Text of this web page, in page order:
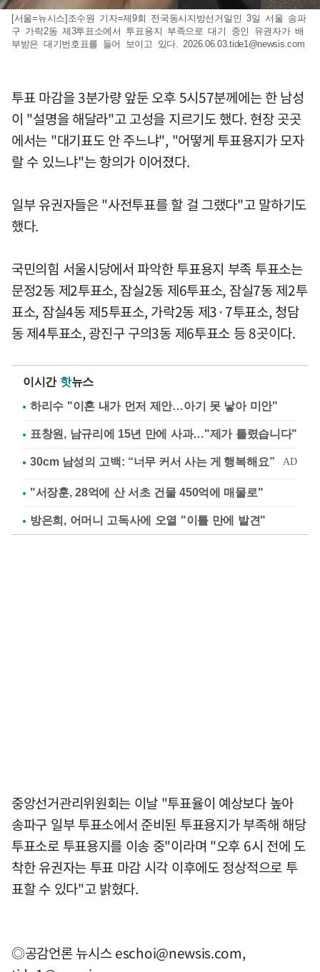
[서울=뉴시스]조수원 기자=제9회 전국동시지방선거일인 3일 서울 송파
구 가락2동 제3투표소에서 투표용지 부족으로 대기 중인 유권자가 배
부받은 대기번호표를 들어 보이고 있다.2026.06.03.tide1@newsis.com
투표 마감을 3분가량 앞둔 오후 5시57분께에는 한 남성
이 "설명을 해달라"고 고성을 지르기도 했다. 현장 곳곳
에서는 "대기표도 안 주느냐", "어떻게 투표용지가 모자
랄 수 있느냐"는 항의가 이어졌다.
일부 유권자들은 "사전투표를 할 걸 그랬다"고 말하기도
했다.
국민의힘 서울시당에서 파악한 투표용지 부족 투표소는
문정2동 제2투표소, 잠실2동 제6투표소, 잠실7동 제2투
표소, 잠실4동 제5투표소, 가락2동 제3·7투표소, 청담
동 제4투표소, 광진구 구의3동 제6투표소 등 8곳이다.
이시간 핫뉴스
하리수 "이혼 내가 먼저 제안…아기 못 낳아 미안"
표창원, 남규리에 15년 만에 사과…"제가 틀렸습니다"
"서장훈, 28억에 산 서초 건물 450억에 매물로"
방은희, 어머니 고독사에 오열 "이틀 만에 발견"
중앙선거관리위원회는 이날 "투표율이 예상보다 높아
송파구 일부 투표소에서 준비된 투표용지가 부족해 해당
투표소로 투표용지를 이송 중"이라며 "오후 6시 전에 도
착한 유권자는 투표 마감 시각 이후에도 정상적으로 투
표할 수 있다"고 밝혔다.
◎공감언론 뉴시스eschoi@newsis.com,